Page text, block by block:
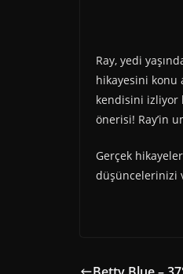
Ray, yedi
hikayesini konu
kendisini izliyor
önerisi! Ray’in
Gerçek
düşüncelerinizi